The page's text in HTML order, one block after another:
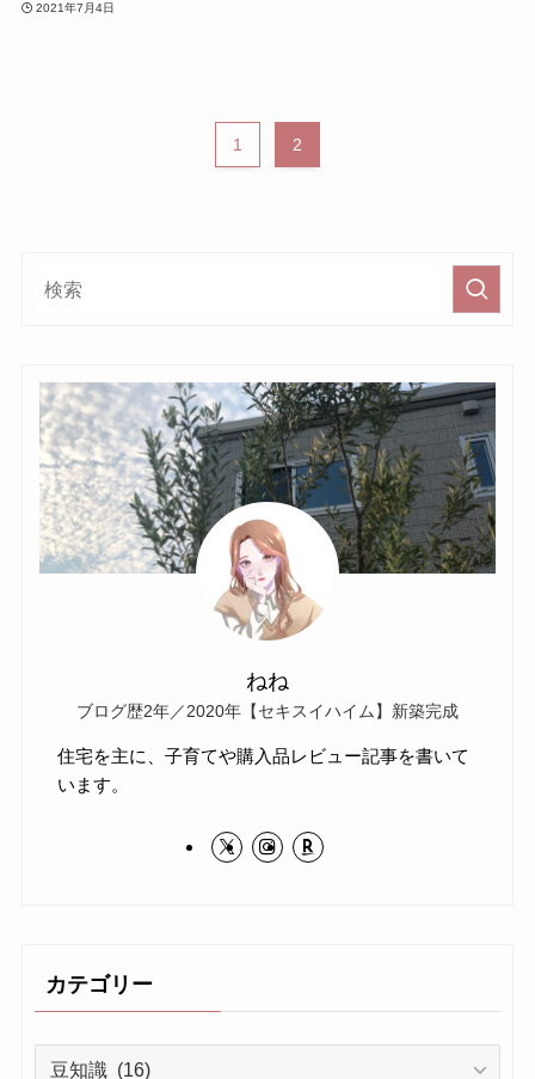
2021年7月4日
1 2
ねね
ブログ歴2年／2020年【セキスイハイム】新築完成
住宅を主に、子育てや購入品レビュー記事を書いて
います。
カテゴリー
カ